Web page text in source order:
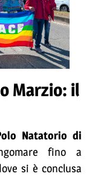
Marzio: il
Natatorio di
fino a
si è conclusa